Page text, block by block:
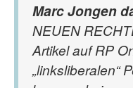
Marc Jongen
NEUEN
Artikel auf RP
„linksliberalen“